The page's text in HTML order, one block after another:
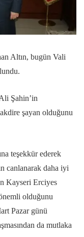
Altın, bugün Vali
Şahin’in
şayan olduğunu
teşekkür ederek
canlanarak daha iyi
Kayseri Erciyes
olduğunu
Pazar günü
da mutlaka